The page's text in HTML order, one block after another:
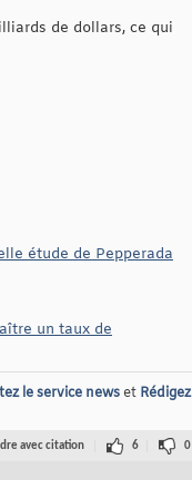
de dollars, ce qui
étude de Pepperada
un taux de
le service newset Rédigez
avec citation 6 0